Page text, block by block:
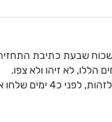
הללו, לא זיהו ולא צפו.
דבר נוסף, גם